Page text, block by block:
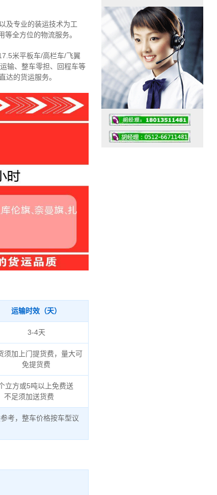
及专业的装运技术为工
全方位的物流服务。
米平板车/高栏车/飞翼
输、整车零担、回程车等
达的货运服务。
运输时效（天）
3-4天
须加上门提货费，量大可
免提货费
立方或5吨以上免费送
不足须加送货费
考，整车价格按车型议